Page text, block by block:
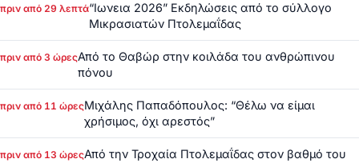
πριν από 29 λεπτά“Ιωνεια 2026” Εκδηλώσεις από το σύλλογο
Μικρασιατών Πτολεμαΐδας
πριν από 3 ώρεςΑπό το Θαβώρ στην κοιλάδα του ανθρώπινου
πόνου
πριν από 11 ώρεςΜιχάλης Παπαδόπουλος: “Θέλω να είμαι
χρήσιμος, όχι αρεστός”
πριν από 13 ώρεςΑπό την Τροχαία Πτολεμαΐδας στον βαθμό του